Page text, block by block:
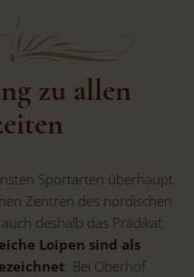
zu allen
Sportarten überhaupt.
Zentren des nordischen
deshalb das Prädikat
Loipen sind als
. Bei Oberhof